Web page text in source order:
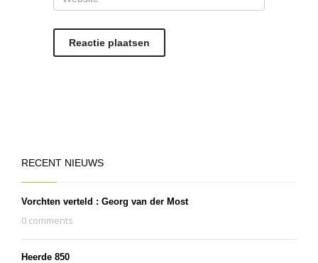
RECENT NIEUWS
Vorchten verteld : Georg van der Most
0 comments
Heerde 850